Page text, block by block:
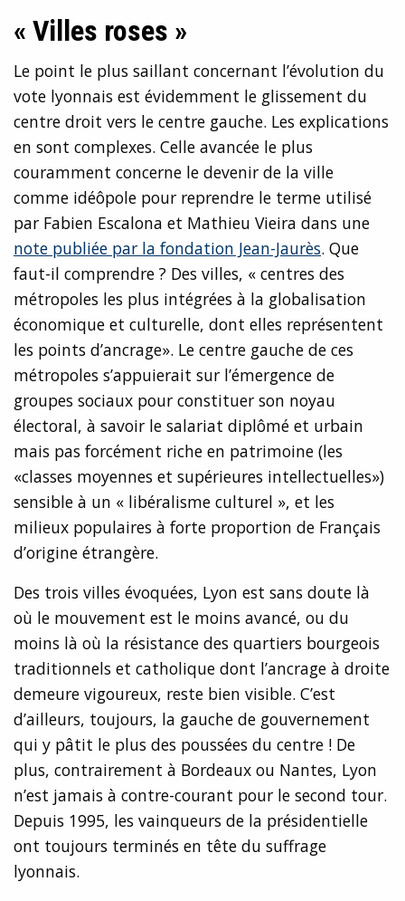
« Villes roses »
Le point le plus saillant concernant l’évolution du
vote lyonnais est évidemment le glissement du
centre droit vers le centre gauche. Les explications
en sont complexes. Celle avancée le plus
couramment concerne le devenir de la ville
comme idéôpole pour reprendre le terme utilisé
par Fabien Escalona et Mathieu Vieira dans une
note publiée par la fondation Jean-Jaurès. Que
faut-il comprendre ? Des villes, « centres des
métropoles les plus intégrées à la globalisation
économique et culturelle, dont elles représentent
les points d’ancrage». Le centre gauche de ces
métropoles s’appuierait sur l’émergence de
groupes sociaux pour constituer son noyau
électoral, à savoir le salariat diplômé et urbain
mais pas forcément riche en patrimoine (les
«classes moyennes et supérieures intellectuelles»)
sensible à un « libéralisme culturel », et les
milieux populaires à forte proportion de Français
d’origine étrangère.
Des trois villes évoquées, Lyon est sans doute là
où le mouvement est le moins avancé, ou du
moins là où la résistance des quartiers bourgeois
traditionnels et catholique dont l’ancrage à droite
demeure vigoureux, reste bien visible. C’est
d’ailleurs, toujours, la gauche de gouvernement
qui y pâtit le plus des poussées du centre ! De
plus, contrairement à Bordeaux ou Nantes, Lyon
n’est jamais à contre-courant pour le second tour.
Depuis 1995, les vainqueurs de la présidentielle
ont toujours terminés en tête du suffrage
lyonnais.